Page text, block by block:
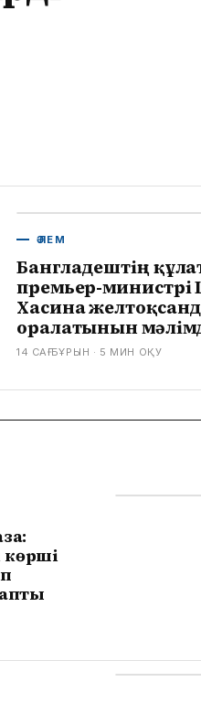
ӘЛЕМ
Бангладештің
премьер-министрі
Хасина
оралатынын
14 САҒ БҰРЫН · 5 МИН ОҚУ